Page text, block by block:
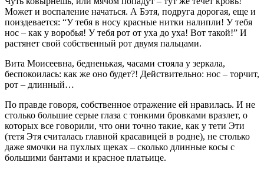
Может и воспаление начаться. А Бэтя, подруга дорогая, еще и
поиздевается: “У тебя в носу красные нитки налипли! У тебя
нос – как у воробья! У тебя рот от уха до уха! Вот такой!” И
растянет свой собственный рот двумя пальцами.
Вита Моисеевна, бедненькая, часами стояла у зеркала,
беспокоилась: как же оно будет?! Действительно: нос – торчит,
рот – длинный…
По правде говоря, собственное отражение ей нравилась. И не
столько большие серые глаза с тонкими бровками вразлет, о
которых все говорили, что они точно такие, как у тети Эти
(тетя Этя считалась главной красавицей в родне), не столько
даже ямочки на пухлых щеках – сколько длинные косы с
большими бантами и красное платьице.